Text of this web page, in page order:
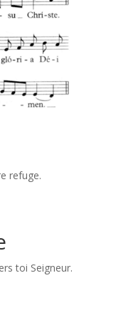
refuge.
toi Seigneur.